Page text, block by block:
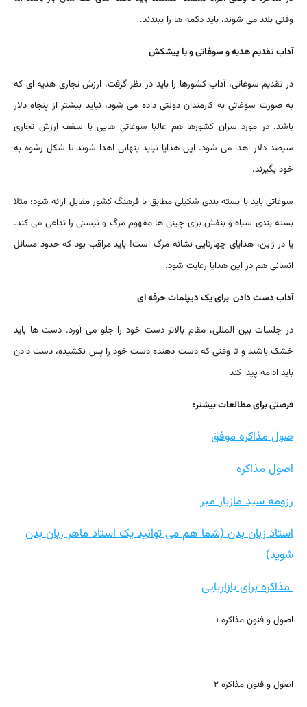
وقتی بلند می شوند، باید دکمه ها را ببندند.
آداب تقدیم هدیه و سوغاتی و یا پیشکش
در تقدیم سوغاتی، آداب کشورها را باید در نظر گرفت. ارزش تجاری هدیه ای که
به صورت سوغاتی به کارمندان دولتی داده می شود، نباید بیشتر از پنجاه دلار
باشد. در مورد سران کشورها هم غالبا سوغاتی هایی با سقف ارزش تجاری
سیصد دلار اهدا می شود. این هدایا نباید پنهانی اهدا شوند تا شکل رشوه به
خود بگیرند.
سوغاتی باید با بسته بندی شکیلی مطابق با فرهنگ کشور مقابل ارائه شود؛ مثلا
بسته بندی سیاه و بنفش برای چینی ها مفهوم مرگ و نیستی را تداعی می کند.
یا در ژاپن، هدایای چهارتایی نشانه مرگ است! باید مراقب بود که حدود مسائل
انسانی هم در این هدایا رعایت شود.
آداب دست دادن برای یک دیپلمات حرفه ای
در جلسات بین المللی، مقام بالاتر دست خود را جلو می آورد. دست ها باید
خشک باشند و تا وقتی که دست دهنده دست خود را پس نکشیده، دست دادن
باید ادامه پیدا کند
فرصتی برای مطالعات بیشتر:
صول مذاکره موفق
اصول مذاکره
رزومه سید مازیار میر
استاد زبان بدن (شما هم می توانید یک استاد ماهر زبان بدن
شوید)
مذاکره برای بازاریابی
اصول و فنون مذاکره ۱
اصول و فنون مذاکره ۲